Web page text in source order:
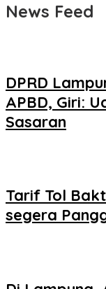
News Feed
DPRD
APBD, Giri:
Sasaran
Tarif Tol
segera